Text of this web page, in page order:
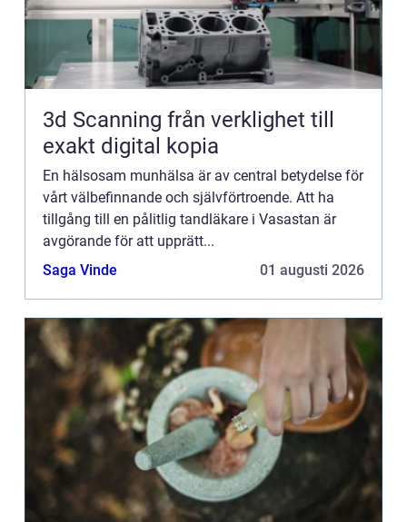
3d Scanning från verklighet till
exakt digital kopia
En hälsosam munhälsa är av central betydelse för
vårt välbefinnande och självförtroende. Att ha
tillgång till en pålitlig tandläkare i Vasastan är
avgörande för att upprätt...
Saga Vinde
01 augusti 2026